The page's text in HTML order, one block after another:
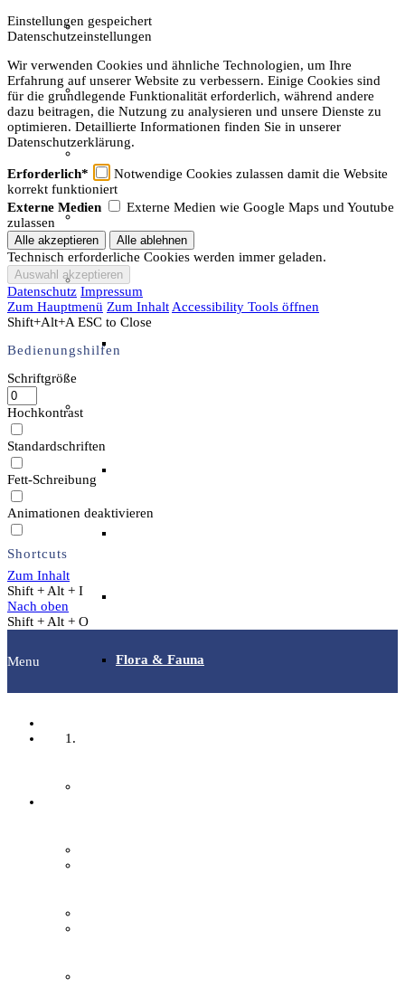
Besichtigung & Führungen
Aktionen & Veranstaltungen
Außerschulischer Lernort
Unser Team & Mitmachen
Sachsenhof-Zentrum
Wissenswertes
Flora & Fauna
Einstellungen gespeichert
Datenschutzeinstellungen
Wir verwenden Cookies und ähnliche Technologien, um Ihre
Erfahrung auf unserer Website zu verbessern. Einige Cookies sind
für die grundlegende Funktionalität erforderlich, während andere
dazu beitragen, die Nutzung zu analysieren und unsere Dienste zu
optimieren. Detaillierte Informationen finden Sie in unserer
Datenschutzerklärung.
Erforderlich*
Notwendige Cookies zulassen damit die Website
korrekt funktioniert
Externe Medien
Externe Medien wie Google Maps und Youtube
zulassen
Technisch erforderliche Cookies werden immer geladen.
Datenschutz Impressum
Zum Hauptmenü Zum Inhalt Accessibility Tools öffnen
Shift+Alt+A ESC to Close
Bedienungshilfen
Schriftgröße
Hochkontrast
Standardschriften
Fett-Schreibung
Animationen deaktivieren
Shortcuts
Zum Inhalt
Shift + Alt + I
Nach oben
Shift + Alt + O
Menu